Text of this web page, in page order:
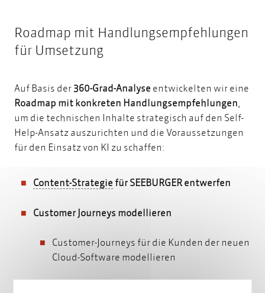
Roadmap mit Handlungsempfehlungen
für Umsetzung
Auf Basis der360-Grad-Analyse entwickelten wir eine
Roadmap mit konkreten Handlungsempfehlungen
um die technischen Inhalte strategisch auf den Self-
Help-Ansatz auszurichten und die Voraussetzungen
für den Einsatz von KI zu schaffen:
Content-Strategie Content-Strategie
für SEEBURGER entwerfen
Customer Journeys modellieren
Customer-Journeys für die Kunden der neuen
Cloud-Software modellieren